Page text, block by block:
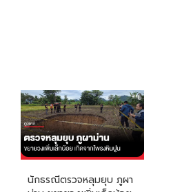
นักธรณีตรวจหลุมยุบ ภูผา